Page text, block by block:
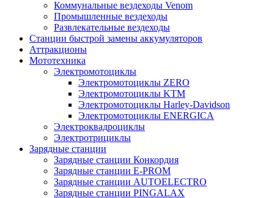
Коммунальные вездеходы Venom
Промышленные вездеходы
Развлекательные вездеходы
Станции быстрой замены аккумуляторов
Аттракционы
Мототехника
Электромотоциклы
Электромотоциклы ZERO
Электромотоциклы KTM
Электромотоциклы Harley-Davidson
Электромотоциклы ENERGICA
Электроквадроциклы
Электротрициклы
Зарядные станции
Зарядные станции Конкордия
Зарядные станции E-PROM
Зарядные станции AUTOELECTRO
Зарядные станции PINGALAX